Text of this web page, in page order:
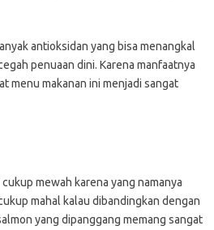
antioksidan yang bisa menangkal
penuaan dini. Karena manfaatnya
menu makanan ini menjadi sangat
mewah karena yang namanya
mahal kalau dibandingkan dengan
yang dipanggang memang sangat